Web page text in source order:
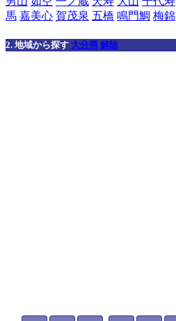
馬 嘉美心 賀茂泉 五橋 鳴門鯛 梅錦
2. 地域から探す 大分県 解除